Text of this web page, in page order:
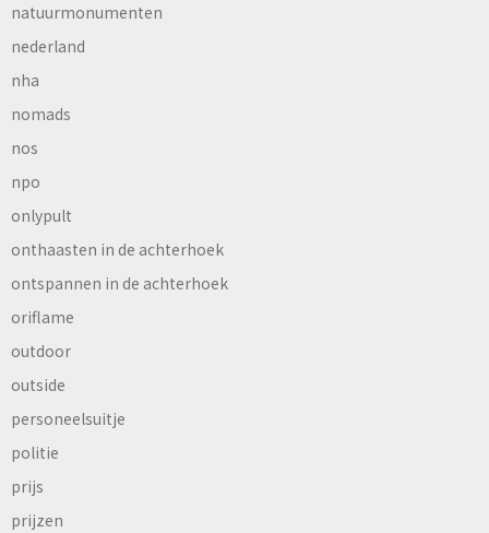
natuurmonumenten
nederland
nha
nomads
nos
npo
onlypult
onthaasten in de achterhoek
ontspannen in de achterhoek
oriflame
outdoor
outside
personeelsuitje
politie
prijs
prijzen